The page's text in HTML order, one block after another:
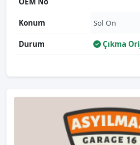
Konum Sol Ön
Durum Çıkma